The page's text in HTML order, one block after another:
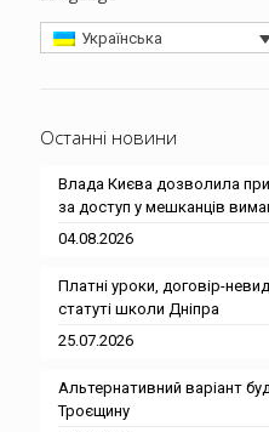
Українська
Останні новини
Влада Києва дозволила
за доступ у мешканців
04.08.2026
Платні уроки, договір-
статуті школи Дніпра
25.07.2026
Альтернативний варіант
Троєщину